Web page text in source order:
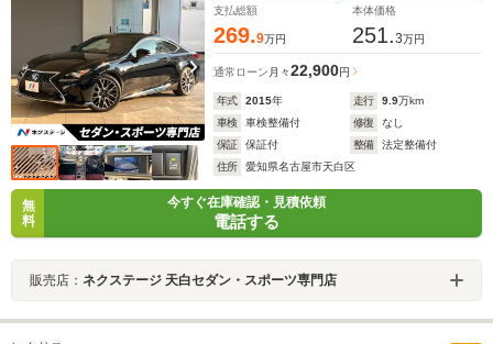
支払総額
269.9万円
本体価格
251.3万円
通常ローン 月々22,900円
年式 2015年 走行 9.9万km
車検
車検整備付 修復
なし
保証
保証付 整備
法定整備付
住所
愛知県名古屋市天白区
無
料
今すぐ在庫確認・見積依頼
電話する
販売店： ネクステージ 天白セダン・スポーツ専門店